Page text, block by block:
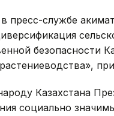
пресс-службе
безопасности
Казахстана
социально